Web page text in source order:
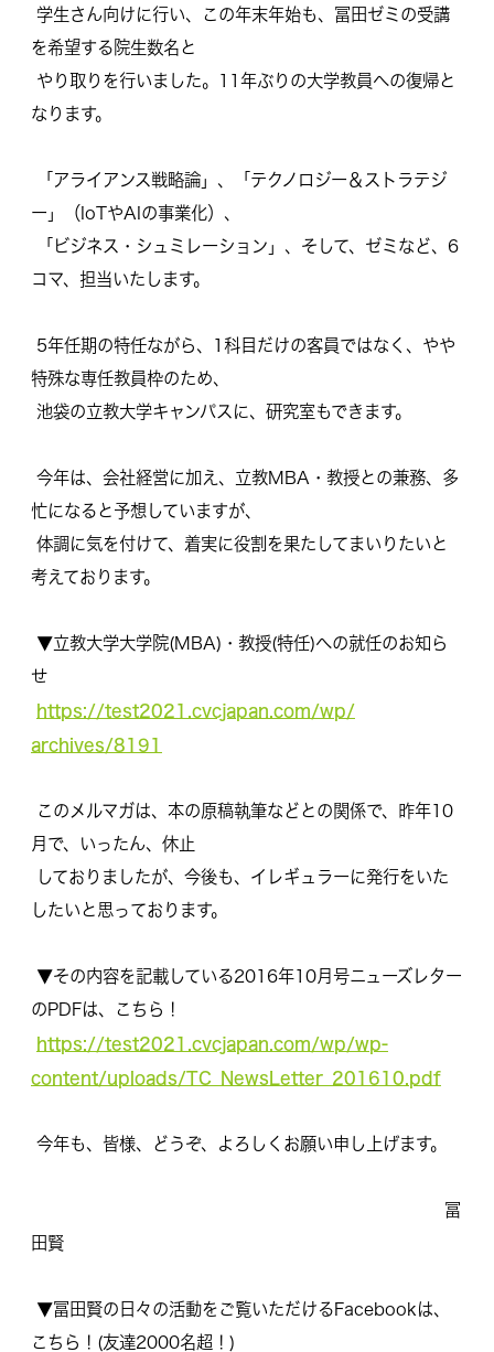
学生さん向けに行い、この年末年始も、 冨田ゼミの受講
を希望する院生数名と
やり取りを行いました。 11年ぶりの大学教員への復帰と
なります。
「アライアンス戦略論」、「テクノロジー＆ストラテジ
ー」（IoTやAIの事業化）、
「ビジネス・シュミレーション」、そして、ゼミなど、6
コマ、 担当いたします。
5年任期の特任ながら、1科目だけの客員ではなく、 やや
特殊な専任教員枠のため、
池袋の立教大学キャンパスに、研究室もできます。
今年は、会社経営に加え、立教MBA・教授との兼務、 多
忙になると予想していますが、
体調に気を付けて、 着実に役割を果たしてまいりたいと
考えております。
▼立教大学大学院(MBA)・教授(特任)への就任のお知ら
せ
https://test2021.cvcjapan.com/wp/
archives/8191
このメルマガは、本の原稿執筆などとの関係で、昨年10
月で、
いったん、休止
しておりましたが、今後も、 イレギュラーに発行をいた
したいと思っております。
▼その内容を記載している2016年10月号ニューズレター
のPDFは、こちら！
https://test2021.cvcjapan.com/wp/wp-
content/uploads/TC_ NewsLetter_201610.pdf
今年も、皆様、どうぞ、よろしくお願い申し上げます。
冨
田賢
▼冨田賢の日々の活動をご覧いただけるFacebookは、
こちら！(友達2000名超！)